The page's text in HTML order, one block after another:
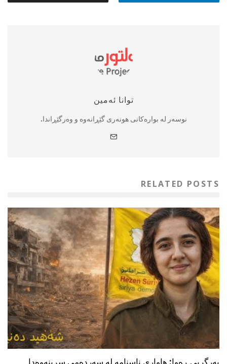
توانا ئەمین
نوسه‌ر له بواره‌کانی هونه‌ری گێڕانه‌وه‌ و وه‌رگێڕاندا.
RELATED POSTS
بەرگریی ڕەوا: هاواری ناسنامە لە سەردەمی سڕینەوەدا